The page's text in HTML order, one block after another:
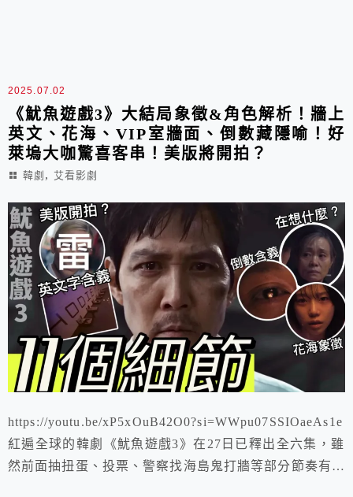
2025.07.02
《魷魚遊戲3》大結局象徵&角色解析！牆上
英文、花海、VIP室牆面、倒數藏隱喻！好
萊塢大咖驚喜客串！美版將開拍？
韓劇 , 艾看影劇
https://youtu.be/xP5xOuB42O0?si=WWpu07SSIOaeAs1e
紅遍全球的韓劇《魷魚遊戲3》在27日已釋出全六集，雖
然前面抽扭蛋、投票、警察找海島鬼打牆等部分節奏有些